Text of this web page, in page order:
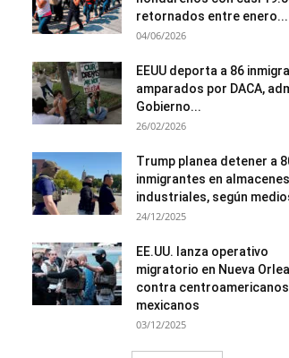
retornados entre enero...
04/06/2026
EEUU deporta a 86
amparados por DACA,
Gobierno...
26/02/2026
Trump planea detener a
inmigrantes en almacenes
industriales, según
24/12/2025
EE.UU. lanza operativo
migratorio en Nueva
contra
mexicanos
03/12/2025